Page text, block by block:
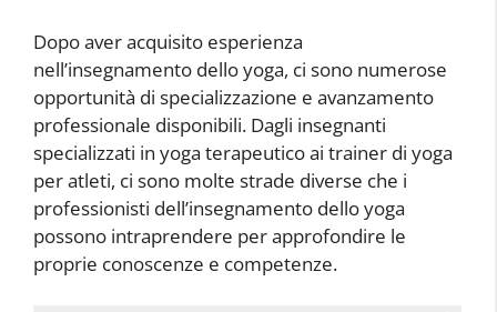
Dopo aver acquisito esperienza
nell’insegnamento dello yoga, ci sono numerose
opportunità di specializzazione e avanzamento
professionale disponibili. Dagli insegnanti
specializzati in yoga terapeutico ai trainer di yoga
per atleti, ci sono molte strade diverse che i
professionisti dell’insegnamento dello yoga
possono intraprendere per approfondire le
proprie conoscenze e competenze.